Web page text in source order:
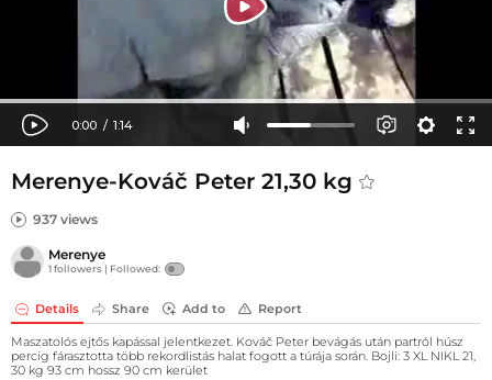
Merenye-Kováč Peter 21,30 kg
937 views
Merenye
1 followers | Followed:
Details Share Add to Report
Maszatolós ejtős kapással jelentkezet. Kováč Peter bevágás után partról húsz
percig fárasztotta több rekordlistás halat fogott a túrája során. Bojli: 3 XL NIKL 21,
30 kg 93 cm hossz 90 cm kerület